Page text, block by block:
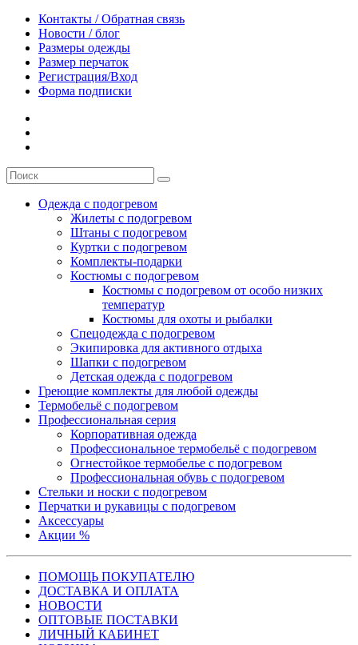
Контакты / Обратная связь
Новости / блог
Размеры одежды
Размер перчаток
Регистрация/Вход
Форма подписки
Одежда с подогревом
Жилеты с подогревом
Штаны с подогревом
Куртки с подогревом
Комплекты-подарки
Костюмы с подогревом
Костюмы с подогревом от особо низких
температур
Костюмы для охоты и рыбалки
Спецодежда с подогревом
Экипировка для активного отдыха
Шапки с подогревом
Детская одежда с подогревом
Греющие комплекты для любой одежды
Термобельё с подогревом
Профессиональная серия
Корпоративная одежда
Профессиональное термобельё с подогревом
Огнестойкое термобелье с подогревом
Профессиональная обувь с подогревом
Стельки и носки с подогревом
Перчатки и рукавицы с подогревом
Аксессуары
Акции %
ПОМОЩЬ ПОКУПАТЕЛЮ
ДОСТАВКА И ОПЛАТА
НОВОСТИ
ОПТОВЫЕ ПОСТАВКИ
ЛИЧНЫЙ КАБИНЕТ